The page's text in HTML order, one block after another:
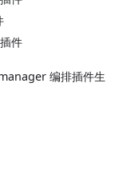
件
编排插件生